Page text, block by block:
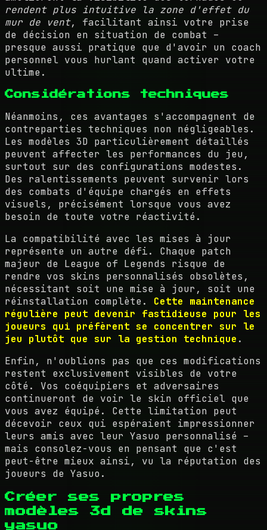
rendent plus intuitive la zone d'effet du
mur de vent, facilitant ainsi votre prise
de décision en situation de combat –
presque aussi pratique que d'avoir un coach
personnel vous hurlant quand activer votre
ultime.
Considérations techniques
Néanmoins, ces avantages s'accompagnent de
contreparties techniques non négligeables.
Les modèles 3D particulièrement détaillés
peuvent affecter les performances du jeu,
surtout sur des configurations modestes.
Des ralentissements peuvent survenir lors
des combats d'équipe chargés en effets
visuels, précisément lorsque vous avez
besoin de toute votre réactivité.
La compatibilité avec les mises à jour
représente un autre défi. Chaque patch
majeur de League of Legends risque de
rendre vos skins personnalisés obsolètes,
nécessitant soit une mise à jour, soit une
réinstallation complète. Cette maintenance
régulière peut devenir fastidieuse pour les
joueurs qui préfèrent se concentrer sur le
jeu plutôt que sur la gestion technique .
Enfin, n'oublions pas que ces modifications
restent exclusivement visibles de votre
côté. Vos coéquipiers et adversaires
continueront de voir le skin officiel que
vous avez équipé. Cette limitation peut
décevoir ceux qui espéraient impressionner
leurs amis avec leur Yasuo personnalisé –
mais consolez-vous en pensant que c'est
peut-être mieux ainsi, vu la réputation des
joueurs de Yasuo.
Créer ses propres
modèles 3d de skins
yasuo